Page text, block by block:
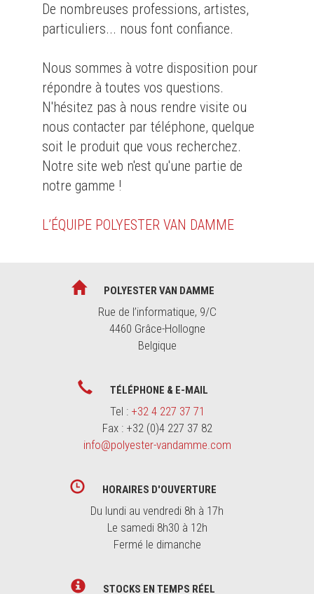
De nombreuses professions, artistes,
particuliers... nous font confiance.
Nous sommes à votre disposition pour
répondre à toutes vos questions.
N'hésitez pas à nous rendre visite ou
nous contacter par téléphone, quelque
soit le produit que vous recherchez.
Notre site web n'est qu'une partie de
notre gamme !
L’ÉQUIPE POLYESTER VAN DAMME
POLYESTER VAN DAMME
Rue de l’informatique, 9/C
4460 Grâce-Hollogne
Belgique
TÉLÉPHONE & E-MAIL
Tel : +32 4 227 37 71
Fax : +32 (0)4 227 37 82
info@polyester-vandamme.com
HORAIRES D'OUVERTURE
Du lundi au vendredi 8h à 17h
Le samedi 8h30 à 12h
Fermé le dimanche
STOCKS EN TEMPS RÉEL